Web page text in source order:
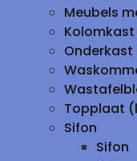
Meubels
Topplaat
Sifon
Sifon